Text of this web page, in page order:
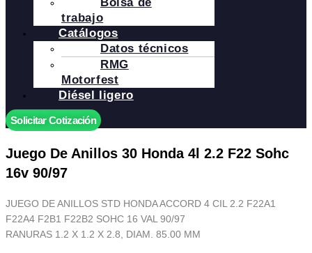
Bolsa de
trabajo
Catálogos
Datos técnicos
RMG
Motorfest
Diésel ligero
Solicitar Cotización
Juego De Anillos 30 Honda 4l 2.2 F22 Sohc
16v 90/97
JUEGO DE ANILLOS STD HONDA ACCORD 4 CIL 2.2 F22A1
F22A4 F2B1 F22B2 SOHC 16 VAL 90/97
RANURAS 1.2 X 1.2 X 2.8, DIAM. 85.00 MM